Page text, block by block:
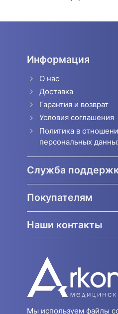
Информация
О нас
Доставка
Гарантия и возврат
Условия соглашения
Политика в
персональных
Служба
Покупателям
Наши контакты
Мы используем файлы